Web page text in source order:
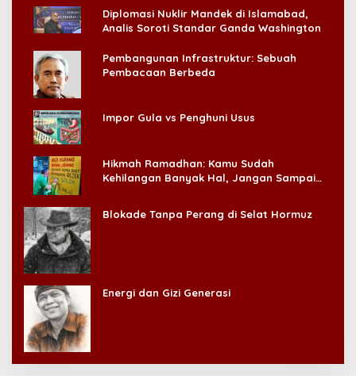
Diplomasi Nuklir Mandek di Islamabad,
Analis Soroti Standar Ganda Washington
Pembangunan Infrastruktur: Sebuah
Pembacaan Berbeda
Impor Gula vs Penghuni Usus
Hikmah Ramadhan: Kamu Sudah
Kehilangan Banyak Hal, Jangan Sampai
Blokade Tanpa Perang di Selat Hormuz
Energi dan Gizi Generasi